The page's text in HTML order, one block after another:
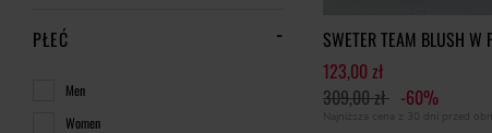
PŁEĆ
Men
Women
SWETER TEAM BLUSH W
123,00 zł
309,00 zł -60%
Najniższa cena z 30 dni przed